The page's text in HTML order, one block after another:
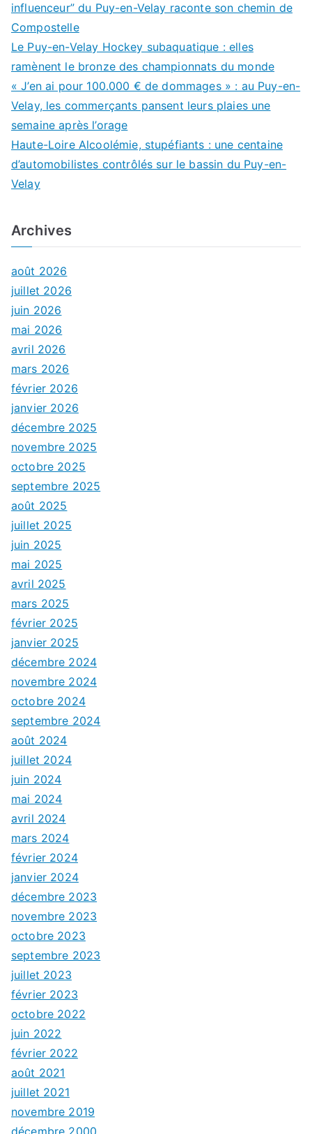
influenceur” du Puy-en-Velay raconte son chemin de
Compostelle
Le Puy-en-Velay Hockey subaquatique : elles
ramènent le bronze des championnats du monde
« J’en ai pour 100.000 € de dommages » : au Puy-en-
Velay, les commerçants pansent leurs plaies une
semaine après l’orage
Haute-Loire Alcoolémie, stupéfiants : une centaine
d’automobilistes contrôlés sur le bassin du Puy-en-
Velay
Archives
août 2026
juillet 2026
juin 2026
mai 2026
avril 2026
mars 2026
février 2026
janvier 2026
décembre 2025
novembre 2025
octobre 2025
septembre 2025
août 2025
juillet 2025
juin 2025
mai 2025
avril 2025
mars 2025
février 2025
janvier 2025
décembre 2024
novembre 2024
octobre 2024
septembre 2024
août 2024
juillet 2024
juin 2024
mai 2024
avril 2024
mars 2024
février 2024
janvier 2024
décembre 2023
novembre 2023
octobre 2023
septembre 2023
juillet 2023
février 2023
octobre 2022
juin 2022
février 2022
août 2021
juillet 2021
novembre 2019